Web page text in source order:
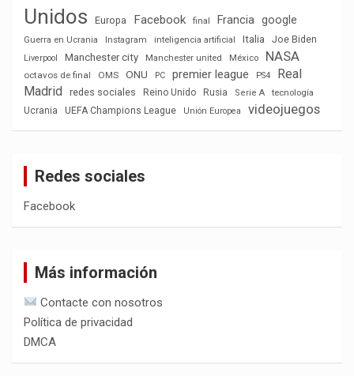
Unidos
Europa Facebook final Francia google
Guerra en Ucrania Instagram inteligencia artificial Italia Joe Biden
Liverpool Manchester city Manchester united México NASA
octavos de final OMS ONU PC premier league PS4
Real
Madrid
redes sociales Reino Unido Rusia Serie A
tecnología
Ucrania
UEFA Champions League Unión Europea videojuegos
Redes sociales
Facebook
Más información
Contacte con nosotros
Política de privacidad
DMCA